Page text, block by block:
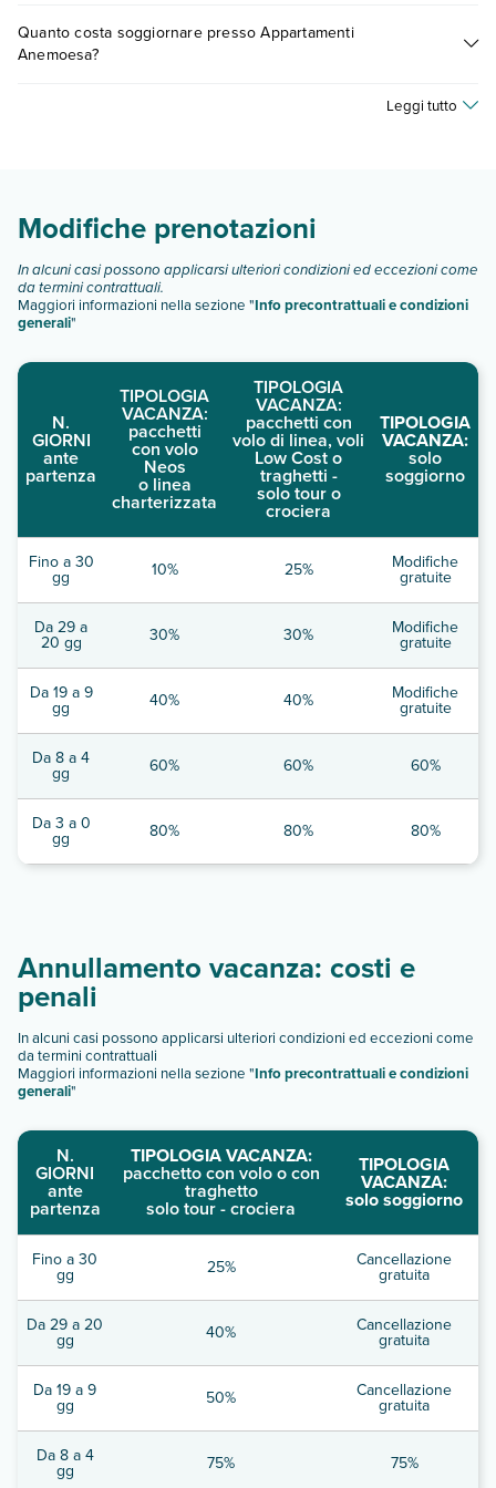
inclusi o a pagamento, tra cui: piscina con zona per bambini.
Scopri maggiori dettagli nel paragrafo dedicato "
Quanto costa soggiornare presso Appartamenti
Anemoesa?
vari fattori (per es. date, condizioni dell'hotel, ecc). PerLeggi tutto
Modifiche prenotazioni
In alcuni casi possono applicarsi ulteriori condizioni ed eccezioni come
da termini contrattuali.
Maggiori informazioni nella sezione "Info precontrattuali e condizioni
generali"
N.
GIORNI
ante
partenza
TIPOLOGIA
VACANZA:
pacchetti
con volo
Neos
o linea
charterizzata
TIPOLOGIA
VACANZA:
pacchetti con
volo di linea, voli
Low Cost o
traghetti -
solo tour o
crociera
TIPOLOGIA
VACANZA:
solo
soggiorno
Fino a 30
gg 10% 25% Modifiche
gratuite
Da 29 a
20 gg 30% 30% Modifiche
gratuite
Da 19 a 9
gg 40% 40% Modifiche
gratuite
Da 8 a 4
gg 60% 60% 60%
Da 3 a 0
gg 80% 80% 80%
Annullamento vacanza: costi e
penali
In alcuni casi possono applicarsi ulteriori condizioni ed eccezioni come
da termini contrattuali
Maggiori informazioni nella sezione "Info precontrattuali e condizioni
generali"
N.
GIORNI
ante
partenza
TIPOLOGIA VACANZA:
pacchetto con volo o con
traghetto
solo tour - crociera
TIPOLOGIA
VACANZA:
solo soggiorno
Fino a 30
gg 25% Cancellazione
gratuita
Da 29 a 20
gg 40% Cancellazione
gratuita
Da 19 a 9
gg 50% Cancellazione
gratuita
Da 8 a 4
gg 75% 75%